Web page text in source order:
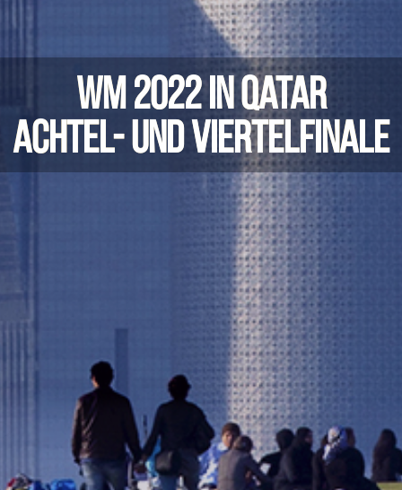
WM 2022 in Qatar
Achtel- und Viertelfinale